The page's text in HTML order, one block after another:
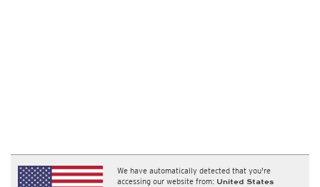
We have automatically detected that you're
accessing our website from: United States